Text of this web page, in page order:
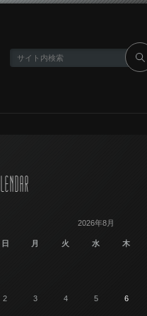
2026年8月
日 月 火 水 木
2 3 4 5 6